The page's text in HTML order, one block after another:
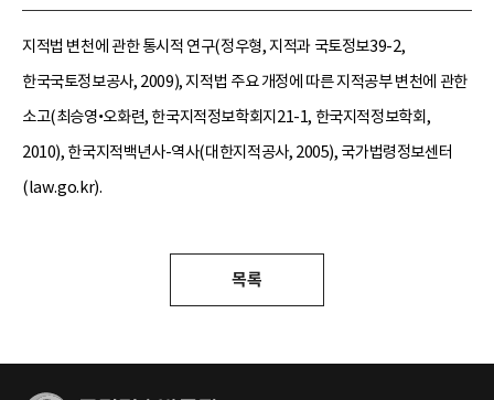
지적법 변천에 관한 통시적 연구(정우형, 지적과 국토정보39-2,
한국국토정보공사, 2009), 지적법 주요 개정에 따른 지적공부 변천에 관한
소고(최승영•오화련, 한국지적정보학회지21-1, 한국지적정보학회,
2010), 한국지적백년사-역사(대한지적공사, 2005), 국가법령정보센터
(law.go.kr).
목록